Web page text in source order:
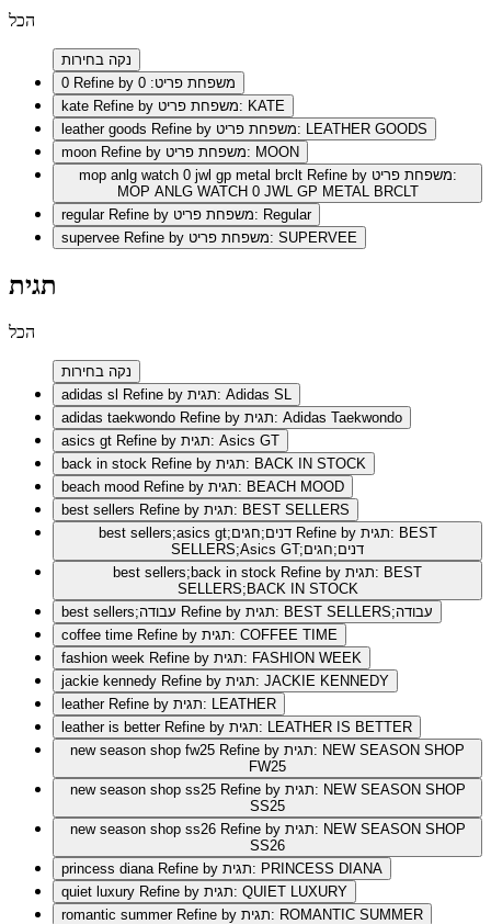
הכל
נקה בחירות
0
Refine by משפחת פריט: 0
kate
Refine by משפחת פריט: KATE
leather goods
Refine by משפחת פריט: LEATHER GOODS
moon
Refine by משפחת פריט: MOON
mop anlg watch 0 jwl gp metal brclt Refine by משפחת פריט:
MOP ANLG WATCH 0 JWL GP METAL BRCLT
regular
Refine by משפחת פריט: Regular
supervee
Refine by משפחת פריט: SUPERVEE
תגית
הכל
נקה בחירות
adidas sl
Refine by תגית: Adidas SL
adidas taekwondo
Refine by תגית: Adidas Taekwondo
asics gt
Refine by תגית: Asics GT
back in stock
Refine by תגית: BACK IN STOCK
beach mood
Refine by תגית: BEACH MOOD
best sellers
Refine by תגית: BEST SELLERS
best sellers;asics gt;דנים;חגים Refine by תגית: BEST
SELLERS;Asics GT;דנים;חגים
best sellers;back in stock Refine by תגית: BEST
SELLERS;BACK IN STOCK
Refine by תגית: BEST SELLERS;עבודה
coffee time
Refine by תגית: COFFEE TIME
fashion week
Refine by תגית: FASHION WEEK
jackie kennedy
Refine by תגית: JACKIE KENNEDY
leather
Refine by תגית: LEATHER
leather is better
Refine by תגית: LEATHER IS BETTER
new season shop fw25 Refine by תגית: NEW SEASON SHOP
FW25
new season shop ss25 Refine by תגית: NEW SEASON SHOP
SS25
new season shop ss26 Refine by תגית: NEW SEASON SHOP
SS26
princess diana
Refine by תגית: PRINCESS DIANA
quiet luxury
Refine by תגית: QUIET LUXURY
romantic summer
Refine by תגית: ROMANTIC SUMMER